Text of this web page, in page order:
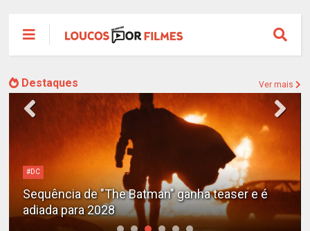
Destaques Ver mais
#DC
Sequência de "The Batman" ganha teaser e é
adiada para 2028